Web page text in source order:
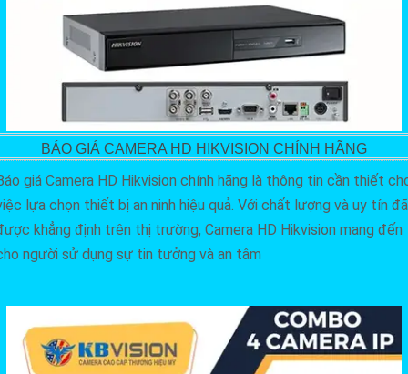
BÁO GIÁ CAMERA HD HIKVISION CHÍNH HÃNG
giá Camera HD Hikvision chính hãng là thông tin cần thiết
lựa chọn thiết bị an ninh hiệu quả. Với chất lượng và uy tín đã
khẳng định trên thị trường, Camera HD Hikvision mang đến
người sử dụng sự tin tưởng và an tâm